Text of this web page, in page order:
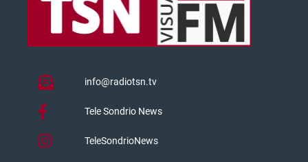
info@radiotsn.tv
Tele Sondrio News
TeleSondrioNews